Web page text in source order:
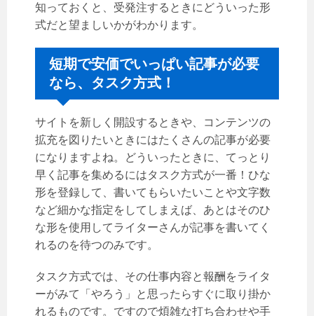
知っておくと、受発注するときにどういった形
式だと望ましいかがわかります。
短期で安価でいっぱい記事が必要
なら、タスク方式！
サイトを新しく開設するときや、コンテンツの
拡充を図りたいときにはたくさんの記事が必要
になりますよね。どういったときに、てっとり
早く記事を集めるにはタスク方式が一番！ひな
形を登録して、書いてもらいたいことや文字数
など細かな指定をしてしまえば、あとはそのひ
な形を使用してライターさんが記事を書いてく
れるのを待つのみです。
タスク方式では、その仕事内容と報酬をライタ
ーがみて「やろう」と思ったらすぐに取り掛か
れるものです。ですので煩雑な打ち合わせや手